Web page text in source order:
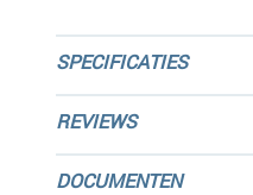
SPECIFICATIES
REVIEWS
DOCUMENTEN